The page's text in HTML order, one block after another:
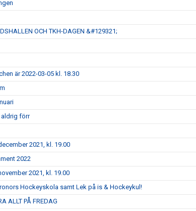
OCH TKH-DAGEN &#129321;
är 2022-03-05 kl. 18.30
aldrig förr
2021, kl. 19.00
2022
2021, kl. 19.00
Hockeyskola samt Lek på is & Hockeykul!
ALLT PÅ FREDAG